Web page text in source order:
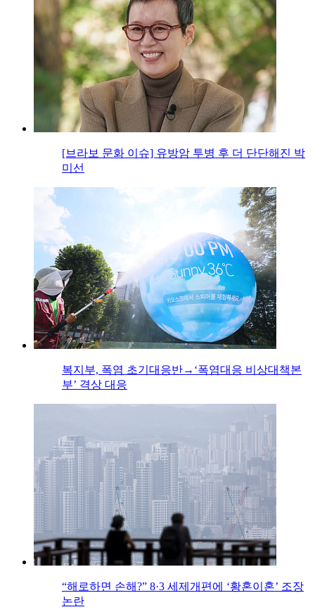
[브라보 문화 이슈] 유방암 투병 후 더 단단해진 박
미선
복지부, 폭염 초기대응반→‘폭염대응 비상대책본
부’ 격상 대응
“해로하면 손해?” 8·3 세제개편에 ‘황혼이혼’ 조장
논란